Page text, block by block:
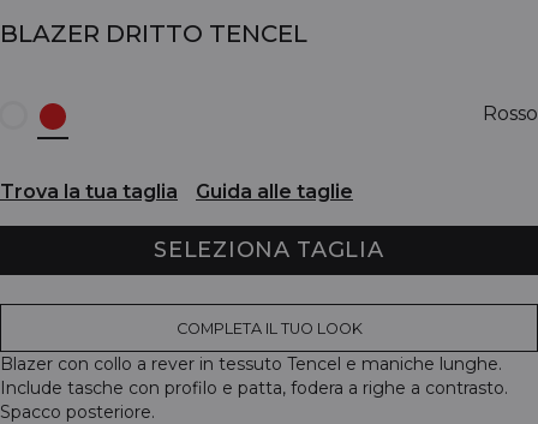
BLAZER DRITTO TENCEL
Rosso
Trova la tua taglia Guida alle taglie
SELEZIONA TAGLIA
COMPLETA IL TUO LOOK
Blazer con collo a rever in tessuto Tencel e maniche lunghe.
Include tasche con profilo e patta, fodera a righe a contrasto.
Spacco posteriore.